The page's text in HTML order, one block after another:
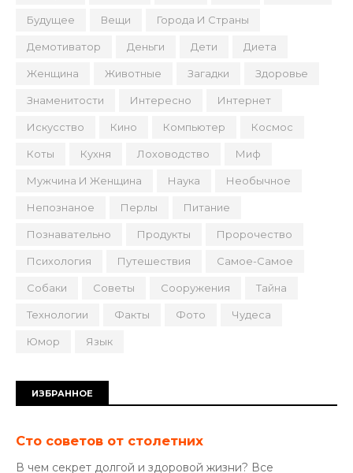
Будущее Вещи Города И Страны
Демотиватор Деньги Дети Диета
Женщина Животные Загадки Здоровье
Знаменитости Интересно Интернет
Искусство Кино Компьютер Космос
Коты Кухня Лоховодство Миф
Мужчина И Женщина Наука Необычное
Непознаное Перлы Питание
Познавательно Продукты Пророчество
Психология Путешествия Самое-Самое
Собаки Советы Сооружения Тайна
Технологии Факты Фото Чудеса
Юмор Язык
ИЗБРАННОЕ
Сто советов от столетних
В чем секрет долгой и здоровой жизни? Все